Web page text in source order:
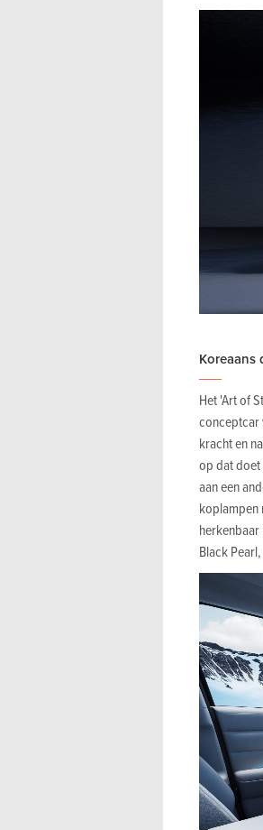
Koreaans
Het 'Art of
conceptcar
kracht en
op dat doet
aan een
koplampen
Black